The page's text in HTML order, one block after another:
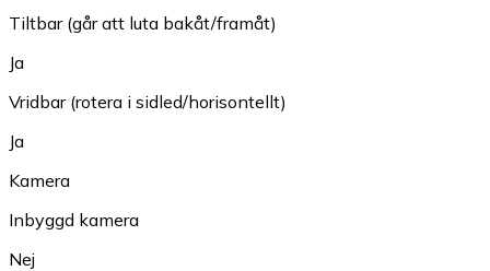
Tiltbar (går att luta bakåt/framåt)
Ja
Vridbar (rotera i sidled/horisontellt)
Ja
Kamera
Inbyggd kamera
Nej